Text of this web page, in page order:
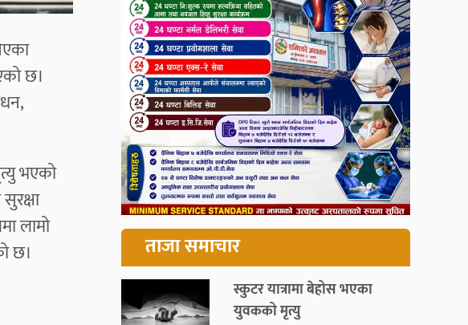
छ।
भएको
लामो
छ।
ताजा समाचार
स्कुटर यात्रामा बेहोस भएका
युवकको मृत्यु